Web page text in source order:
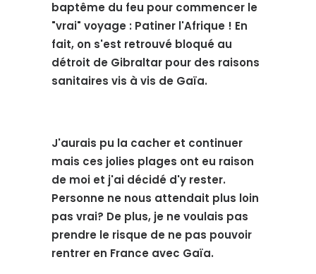
baptême du feu pour commencer le
"vrai" voyage : Patiner l'Afrique ! En
fait, on s'est retrouvé bloqué au
détroit de Gibraltar pour des raisons
sanitaires vis à vis de Gaïa.
J'aurais pu la cacher et continuer
mais ces jolies plages ont eu raison
de moi et j'ai décidé d'y rester.
Personne ne nous attendait plus loin
pas vrai? De plus, je ne voulais pas
prendre le risque de ne pas pouvoir
rentrer en France avec Gaïa.